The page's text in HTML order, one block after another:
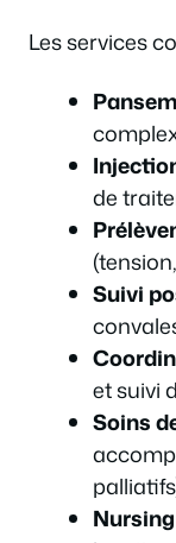
Les services
de
Suivi
et suivi
Soins